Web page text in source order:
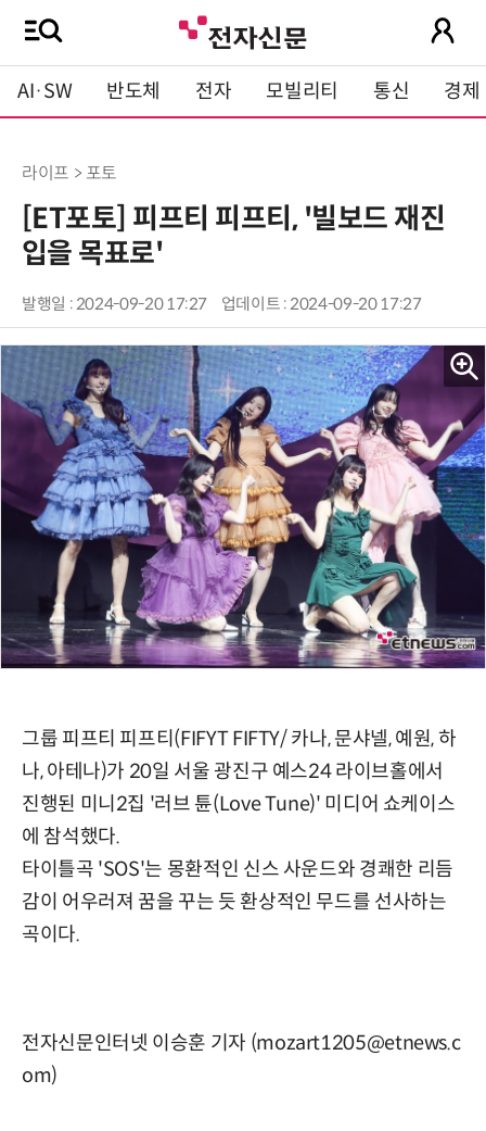
AI·SW 반도체 전자 모빌리티 통신 경제
라이프 > 포토
[ET포토] 피프티 피프티, '빌보드 재진
입을 목표로'
발행일 : 2024-09-20 17:27 업데이트 : 2024-09-20 17:27
그룹 피프티 피프티(FIFYT FIFTY/ 카나, 문샤넬, 예원, 하
나, 아테나)가 20일 서울 광진구 예스24 라이브홀에서
진행된 미니2집 '러브 튠(Love Tune)' 미디어 쇼케이스
에 참석했다.
타이틀곡 'SOS'는 몽환적인 신스 사운드와 경쾌한 리듬
감이 어우러져 꿈을 꾸는 듯 환상적인 무드를 선사하는
곡이다.
전자신문인터넷 이승훈 기자 (mozart1205@etnews.c
om)